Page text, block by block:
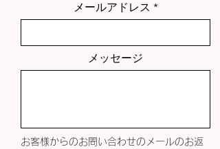
メールアドレス
メッセージ
お客様からのお問い合わせのメールのお返